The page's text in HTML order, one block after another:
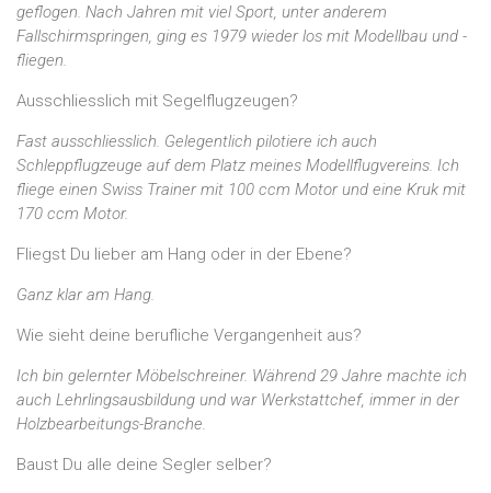
geflogen. Nach Jahren mit viel Sport, unter anderem
Fallschirmspringen, ging es 1979 wieder los mit Modellbau und -
fliegen.
Ausschliesslich mit Segelflugzeugen?
Fast ausschliesslich. Gelegentlich pilotiere ich auch
Schleppflugzeuge auf dem Platz meines Modellflugvereins. Ich
fliege einen Swiss Trainer mit 100 ccm Motor und eine Kruk mit
170 ccm Motor.
Fliegst Du lieber am Hang oder in der Ebene?
Ganz klar am Hang.
Wie sieht deine berufliche Vergangenheit aus?
Ich bin gelernter Möbelschreiner. Während 29 Jahre machte ich
auch Lehrlingsausbildung und war Werkstattchef, immer in der
Holzbearbeitungs-Branche.
Baust Du alle deine Segler selber?